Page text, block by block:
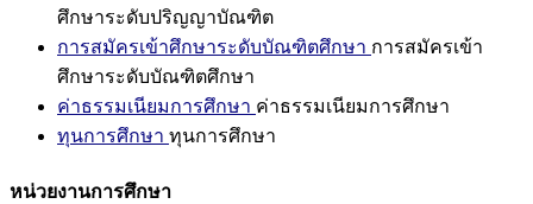
ศึกษาระดับปริญญาบัณฑิต
การสมัครเข้าศึกษาระดับบัณฑิตศึกษา การสมัครเข้า
ศึกษาระดับบัณฑิตศึกษา
ค่าธรรมเนียมการศึกษา ค่าธรรมเนียมการศึกษา
ทุนการศึกษา ทุนการศึกษา
หน่วยงานการศึกษา